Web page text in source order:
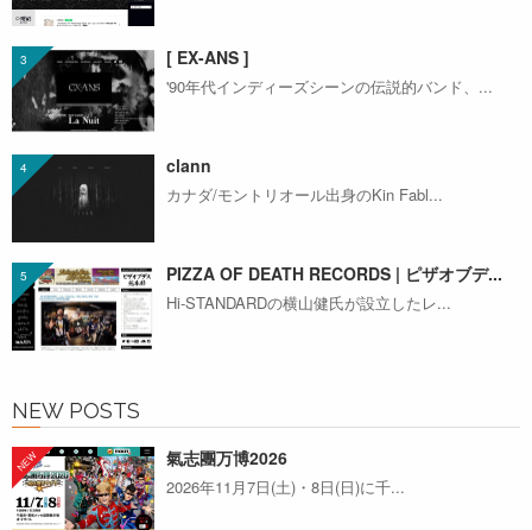
[ EX-ANS ]
'90年代インディーズシーンの伝説的バンド、...
clann
カナダ/モントリオール出身のKin Fabl...
PIZZA OF DEATH RECORDS | ピザオブデ...
Hi-STANDARDの横山健氏が設立したレ...
NEW POSTS
氣志團万博2026
2026年11月7日(土)・8日(日)に千...